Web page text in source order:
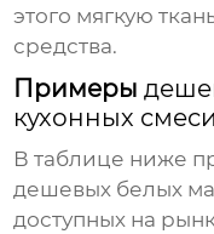
этого мягкую
средства.
Примеры
кухонных
В таблице ниже
дешевых белых
доступных на